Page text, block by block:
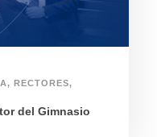
, RECTORES,
del Gimnasio